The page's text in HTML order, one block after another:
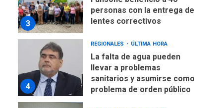
3
personas con la entrega de
lentes correctivos
4
REGIONALES ÚLTIMA HORA
La falta de agua pueden
llevar a problemas
sanitarios y asumirse como
problema de orden público